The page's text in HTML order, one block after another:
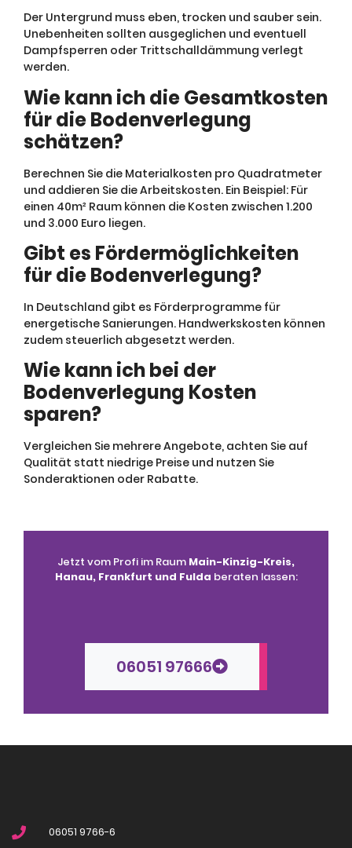
Der Untergrund muss eben, trocken und sauber sein.
Unebenheiten sollten ausgeglichen und eventuell
Dampfsperren oder Trittschalldämmung verlegt
werden.
Wie kann ich die Gesamtkosten
für die Bodenverlegung
schätzen?
Berechnen Sie die Materialkosten pro Quadratmeter
und addieren Sie die Arbeitskosten. Ein Beispiel: Für
einen 40m² Raum können die Kosten zwischen 1.200
und 3.000 Euro liegen.
Gibt es Fördermöglichkeiten
für die Bodenverlegung?
In Deutschland gibt es Förderprogramme für
energetische Sanierungen. Handwerkskosten können
zudem steuerlich abgesetzt werden.
Wie kann ich bei der
Bodenverlegung Kosten
sparen?
Vergleichen Sie mehrere Angebote, achten Sie auf
Qualität statt niedrige Preise und nutzen Sie
Sonderaktionen oder Rabatte.
Jetzt vom Profi im Raum Main-Kinzig-Kreis,
Hanau, Frankfurt und Fulda beraten lassen:
06051 97666
06051 9766-6